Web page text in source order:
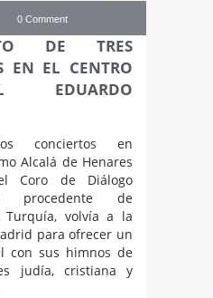
0 Comment
DE TRES
EN EL CENTRO
EDUARDO
conciertos en
Alcalá de Henares
Coro de Diálogo
procedente de
Turquía, volvía a la
para ofrecer un
con sus himnos de
judía, cristiana y